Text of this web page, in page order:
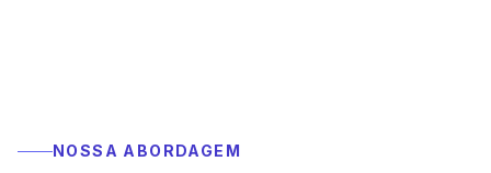
NOSSA ABORDAGEM